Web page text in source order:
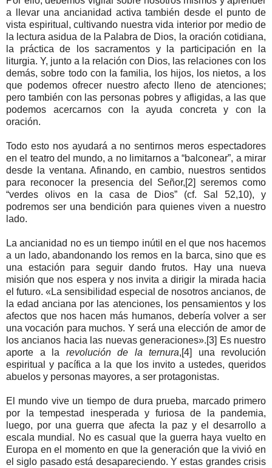
a llevar una ancianidad activa también desde el punto de
vista espiritual, cultivando nuestra vida interior por medio de
la lectura asidua de la Palabra de Dios, la oración cotidiana,
la práctica de los sacramentos y la participación en la
liturgia. Y, junto a la relación con Dios, las relaciones con los
demás, sobre todo con la familia, los hijos, los nietos, a los
que podemos ofrecer nuestro afecto lleno de atenciones;
pero también con las personas pobres y afligidas, a las que
podemos acercarnos con la ayuda concreta y con la
oración.
Todo esto nos ayudará a no sentirnos meros espectadores
en el teatro del mundo, a no limitarnos a “balconear”, a mirar
desde la ventana. Afinando, en cambio, nuestros sentidos
para reconocer la presencia del Señor,[2] seremos como
“verdes olivos en la casa de Dios” (cf. Sal 52,10), y
podremos ser una bendición para quienes viven a nuestro
lado.
La ancianidad no es un tiempo inútil en el que nos hacemos
a un lado, abandonando los remos en la barca, sino que es
una estación para seguir dando frutos. Hay una nueva
misión que nos espera y nos invita a dirigir la mirada hacia
el futuro. «La sensibilidad especial de nosotros ancianos, de
la edad anciana por las atenciones, los pensamientos y los
afectos que nos hacen más humanos, debería volver a ser
una vocación para muchos. Y será una elección de amor de
los ancianos hacia las nuevas generaciones».[3] Es nuestro
aporte a la revolución de la ternura,[4] una revolución
espiritual y pacífica a la que los invito a ustedes, queridos
abuelos y personas mayores, a ser protagonistas.
El mundo vive un tiempo de dura prueba, marcado primero
por la tempestad inesperada y furiosa de la pandemia,
luego, por una guerra que afecta la paz y el desarrollo a
escala mundial. No es casual que la guerra haya vuelto en
Europa en el momento en que la generación que la vivió en
el siglo pasado está desapareciendo. Y estas grandes crisis